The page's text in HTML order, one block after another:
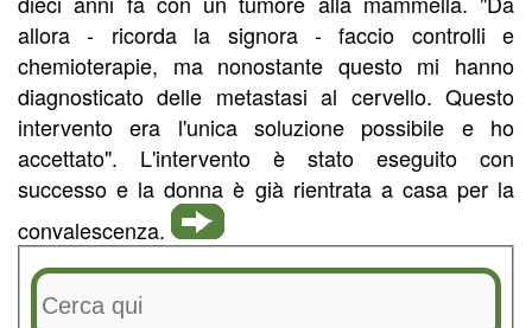
allora - ricorda la signora - faccio controlli e
chemioterapie, ma nonostante questo mi hanno
diagnosticato delle metastasi al cervello. Questo
intervento era l'unica soluzione possibile e ho
accettato". L'intervento è stato eseguito con
successo e la donna è già rientrata a casa per la
convalescenza.